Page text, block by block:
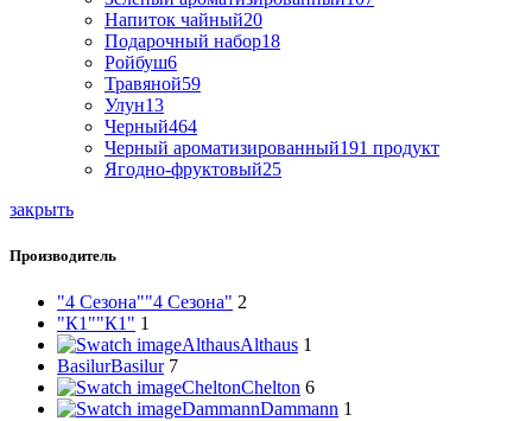
Напиток чайный20
Подарочный набор18
Ройбуш6
Травяной59
Улун13
Черный464
Черный ароматизированный191 продукт
Ягодно-фруктовый25
закрыть
Производитель
"4 Сезона""4 Сезона" 2
"К1""К1" 1
AlthausAlthaus 1
BasilurBasilur 7
CheltonChelton 6
DammannDammann 1